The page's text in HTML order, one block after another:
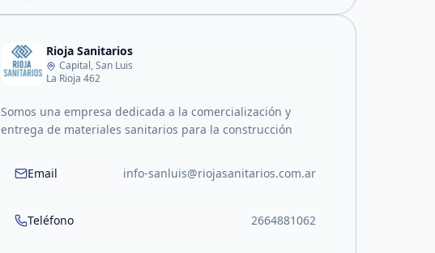
Rioja Sanitarios
Capital, San Luis
La Rioja 462
Somos una empresa dedicada a la comercialización y
entrega de materiales sanitarios para la construcción
Email info-sanluis@riojasanitarios.com.ar
Teléfono 2664881062